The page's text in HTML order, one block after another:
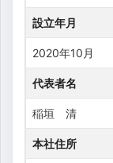
設立年月
2020年10月
代表者名
稲垣 清
本社住所